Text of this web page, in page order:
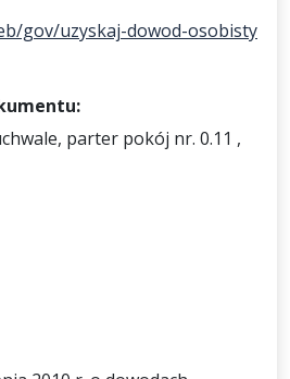
gov/uzyskaj-dowod-osobisty
parter pokój nr. 0.11 ,